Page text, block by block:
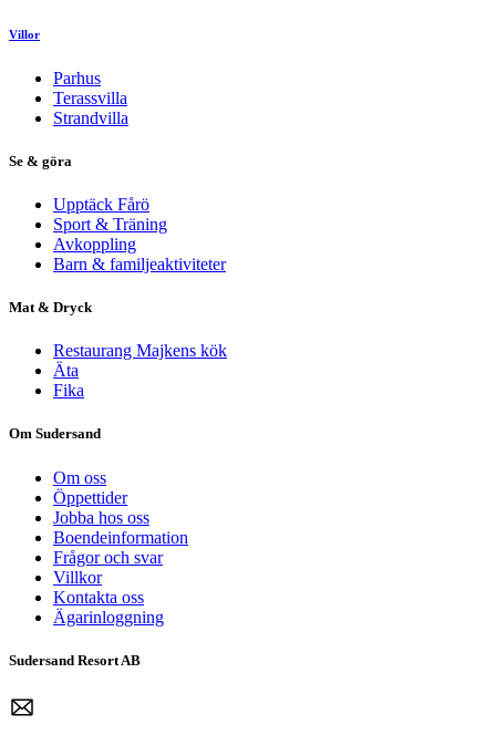
Villor
Parhus
Terassvilla
Strandvilla
Se & göra
Upptäck Fårö
Sport & Träning
Avkoppling
Barn & familjeaktiviteter
Mat & Dryck
Restaurang Majkens kök
Äta
Fika
Om Sudersand
Om oss
Öppettider
Jobba hos oss
Boendeinformation
Frågor och svar
Villkor
Kontakta oss
Ägarinloggning
Sudersand Resort AB